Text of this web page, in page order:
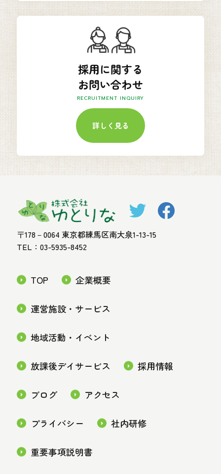
採用に関する
お問い合わせ
RECRUITMENT INQUIRY
詳しく見る
〒178－0064 東京都練馬区南大泉1-13-15
TEL：03-5935-8452
TOP 企業概要
運営施設・サービス
地域活動・イベント
放課後デイサービス 採用情報
ブログ アクセス
プライバシー 社内研修
重要事項説明書